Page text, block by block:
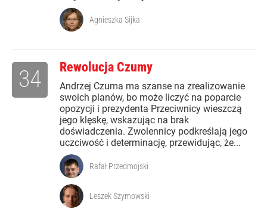
Agnieszka Sijka
Rewolucja Czumy
Andrzej Czuma ma szanse na zrealizowanie
swoich planów, bo może liczyć na poparcie
opozycji i prezydenta Przeciwnicy wieszczą
jego klęskę, wskazując na brak
doświadczenia. Zwolennicy podkreślają jego
uczciwość i determinację, przewidując, że...
34
Rafał Przedmojski
Leszek Szymowski